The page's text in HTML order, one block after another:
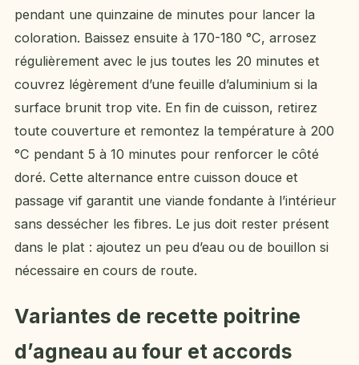
pendant une quinzaine de minutes pour lancer la
coloration. Baissez ensuite à 170-180 °C, arrosez
régulièrement avec le jus toutes les 20 minutes et
couvrez légèrement d’une feuille d’aluminium si la
surface brunit trop vite. En fin de cuisson, retirez
toute couverture et remontez la température à 200
°C pendant 5 à 10 minutes pour renforcer le côté
doré. Cette alternance entre cuisson douce et
passage vif garantit une viande fondante à l’intérieur
sans dessécher les fibres. Le jus doit rester présent
dans le plat : ajoutez un peu d’eau ou de bouillon si
nécessaire en cours de route.
Variantes de recette poitrine
d’agneau au four et accords